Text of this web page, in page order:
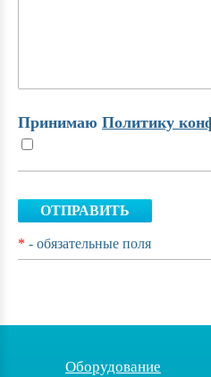
Принимаю Политику
ОТПРАВИТЬ
* - обязательные поля
Оборудование